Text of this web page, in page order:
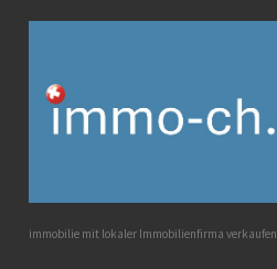
immobilie mit lokaler Immobilienfirma verkaufen